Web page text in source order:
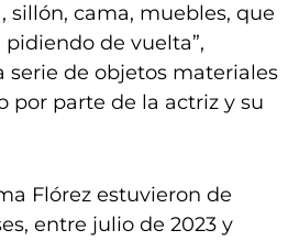
sillón, cama, muebles, que
de vuelta”,
serie de objetos materiales
por parte de la actriz y su
Flórez estuvieron de
entre julio de 2023 y